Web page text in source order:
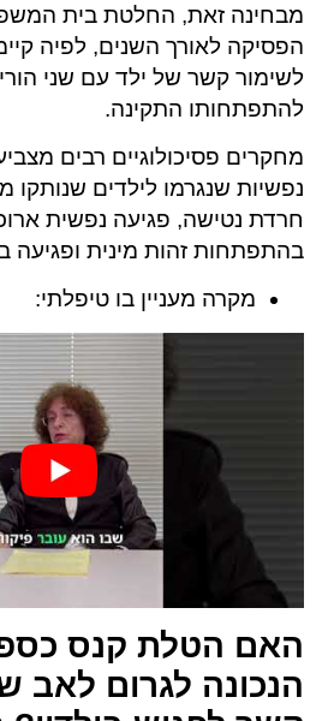
מבחינה זאת, החלטת בית
הפסיקה לאורך השנים, לפיה
לשימור קשר של ילד עם שני
להתפתחותו התקינה.
מחקרים פסיכולוגיים רבים
נפשיות שנגרמו לילדים שנותקו
חרדת נטישה, פגיעה נפשית
בהתפתחות זהות מינית ופגיעה
מקרה מעניין בו טיפלתי:
האם הטלת קנס
הנכונה לגרום לאב